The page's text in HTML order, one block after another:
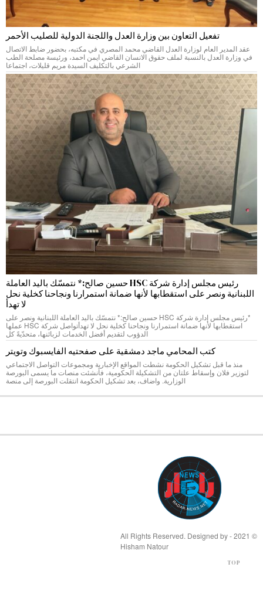
تفعيل التعاون بين وزارة العدل واللجنة الدولية للصليب الأحمر
عقد المدير العام لوزارة العدل القاضي محمد المصري في مكتبه، بحضور ضابط الاتصال
في وزارة العدل بالنسبة لملف حقوق الانسان القاضي ايمن احمد، ورئيسة مصلحة الطب
الشرعي بالتكليف السيدة مريم قليلات، اجتماعا
رئيس مجلس إدارة شركة HSC حسين صالح:* نتمسّك باليد العاملة
اللبنانية ونصر على استقطابها لأنها ضمانة استمرارنا ونجاحنا كخلية نحل
لا تهدأ
*رئيس مجلس إدارة شركة HSC حسين صالح:* نتمسّك باليد العاملة اللبنانية ونصر على
استقطابها لأنها ضمانة استمرارنا ونجاحنا كخلية نحل لا تهدأتواصل شركة HSC عملها
الدؤوب لتقديم أفضل الخدمات لزبائنها، متحدّيةً كل
كتب المحامي ماجد دمشقية على صفحتيه الفايسبوك وتويتر
منذ ما قبل تشكيل الحكومة نشطت المواقع الإخبارية ومجموعات التواصل الاجتماعي
لتوزير فلان وإسقاط علتان من التشكيلة الحكومية، فأنشئت منصات ما يسمى البورصة
الوزارية. واضاف، بعد تشكيل الحكومة انتقلت البورصة إلى منصة
© 2021 - All Rights Reserved. Designed by
Hisham Natour
TOP